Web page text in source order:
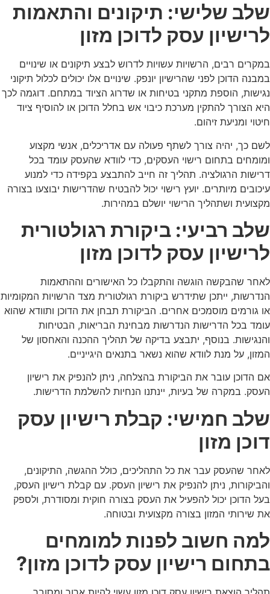
שלב שלישי: תיקונים והתאמות
לרישיון עסק לדוכן מזון
במקרים רבים, הרשויות עשויות לדרוש לבצע תיקונים או שינויים
במבנה הדוכן לפני שהרישיון יונפק. שינויים אלו יכולים לכלול תיקוני
נגישות, הוספת מתקני בטיחות או שדרוג הציוד במתחם. דוגמה לכך
היא הצורך להתקין מערכת כיבוי אש בחלל הדוכן או להוסיף ציוד
חיטוי ומניעת זיהום.
לשם כך, יהיה צורך לשתף פעולה עם אדריכלים, אנשי מקצוע
ומומחים בתחום רישוי העסקים, כדי לוודא שהעסק עומד בכל
דרישות הרגולציה. תהליך זה חייב להתבצע בקפידה כדי למנוע
עיכובים מיותרים. יועץ רישוי יכול להבטיח שהדרישות יבוצעו בצורה
מקצועית ושתהליך הרישוי יושלם במהירות.
שלב רביעי: ביקורת רגולטורית
לרישיון עסק לדוכן מזון
לאחר שהבקשה הוגשה והתקבלו כל האישורים וההתאמות
הנדרשות, ייתכן שתידרש ביקורת רגולטורית מצד הרשויות המקומיות
או גורמים מוסמכים אחרים. הביקורת תבחן את הדוכן ותוודא שהוא
עומד בכל הדרישות הנדרשות מבחינת הבריאות, הבטיחות
והנגישות. בנוסף, יתבצע בדיקה של תהליך ההכנה והאחסון של
המזון, על מנת לוודא שהוא נשאר בתנאים היגייניים.
אם הדוכן עובר את הביקורת בהצלחה, ניתן להנפיק את רישיון
העסק. במקרה של בעיות, יינתנו הנחיות להשלמת הדרישות.
שלב חמישי: קבלת רישיון עסק
דוכן מזון
לאחר שהעסק עבר את כל התהליכים, כולל ההגשה, התיקונים,
והביקורות, ניתן להנפיק את רישיון העסק. עם קבלת רישיון העסק,
בעל הדוכן יכול להפעיל את העסק בצורה חוקית ומסודרת, ולספק
את שירותי המזון בצורה מקצועית ובטוחה.
למה חשוב לפנות למומחים
בתחום רישיון עסק לדוכן מזון?